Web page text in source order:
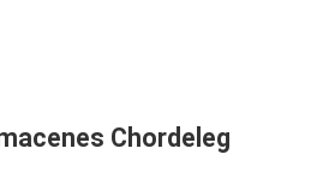
Chordeleg